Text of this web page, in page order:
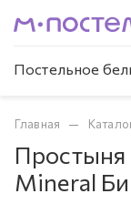
Постельное
Главная —
Простыня
Mineral